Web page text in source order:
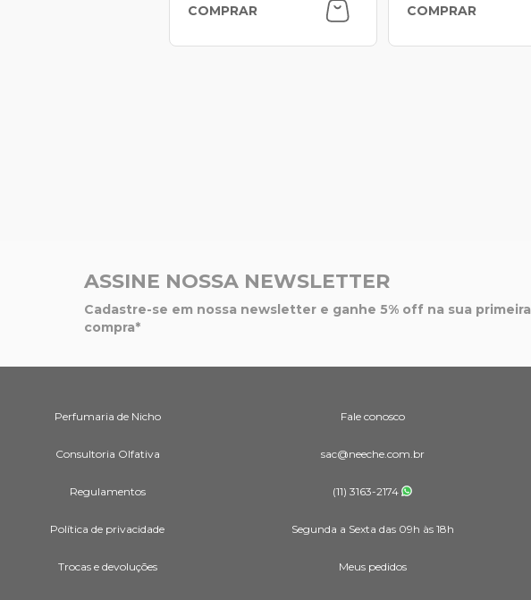
COMPRAR COMPRAR
ASSINE NOSSA NEWSLETTER
Cadastre-se em nossa newsletter e ganhe 5% off na sua primeira
compra*
Perfumaria de Nicho
Consultoria Olfativa
Regulamentos
Política de privacidade
Trocas e devoluções
Fale conosco
sac@neeche.com.br
(11) 3163-2174
Segunda a Sexta das 09h às 18h
Meus pedidos